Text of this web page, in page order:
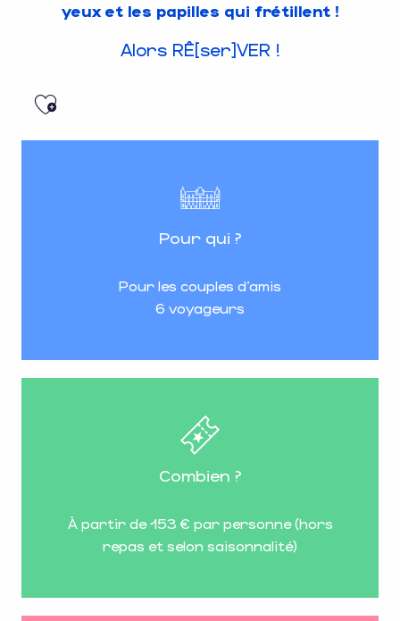
yeux et les papilles qui frétillent !
Alors RÊ[ser]VER !
Ajouter aux favoris
Pour qui ?
Pour les couples d’amis
6 voyageurs
Combien ?
À partir de 153 € par personne (hors
repas et selon saisonnalité)